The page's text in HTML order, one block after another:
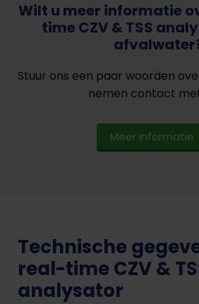
Wilt u meer informatie
time CZV & TSS
Stuur ons een paar woorden
nemen contact
Meer informatie
Technische
real-time CZV &
analysator